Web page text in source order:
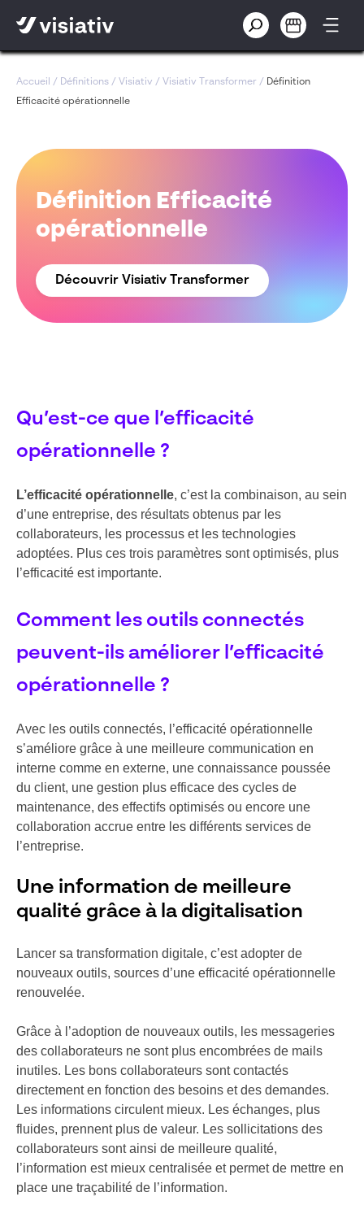
Accueil / Définitions / Visiativ / Visiativ Transformer / Définition
Efficacité opérationnelle
Définition Efficacité
opérationnelle
Découvrir Visiativ Transformer
Qu’est-ce que l’efficacité
opérationnelle ?
L’efficacité opérationnelle, c’est la combinaison, au sein
d’une entreprise, des résultats obtenus par les
collaborateurs, les processus et les technologies
adoptées. Plus ces trois paramètres sont optimisés, plus
l’efficacité est importante.
Comment les outils connectés
peuvent-ils améliorer l’efficacité
opérationnelle ?
Avec les outils connectés, l’efficacité opérationnelle
s’améliore grâce à une meilleure communication en
interne comme en externe, une connaissance poussée
du client, une gestion plus efficace des cycles de
maintenance, des effectifs optimisés ou encore une
collaboration accrue entre les différents services de
l’entreprise.
Une information de meilleure
qualité grâce à la digitalisation
Lancer sa transformation digitale, c’est adopter de
nouveaux outils, sources d’une efficacité opérationnelle
renouvelée.
Grâce à l’adoption de nouveaux outils, les messageries
des collaborateurs ne sont plus encombrées de mails
inutiles. Les bons collaborateurs sont contactés
directement en fonction des besoins et des demandes.
Les informations circulent mieux. Les échanges, plus
fluides, prennent plus de valeur. Les sollicitations des
collaborateurs sont ainsi de meilleure qualité,
l’information est mieux centralisée et permet de mettre en
place une traçabilité de l’information.